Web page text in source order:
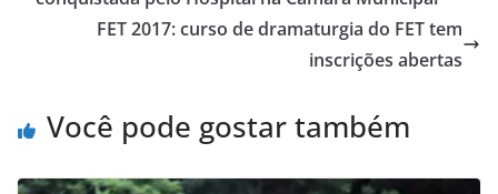
FET 2017: curso de dramaturgia do FET tem
inscrições abertas
Você pode gostar também